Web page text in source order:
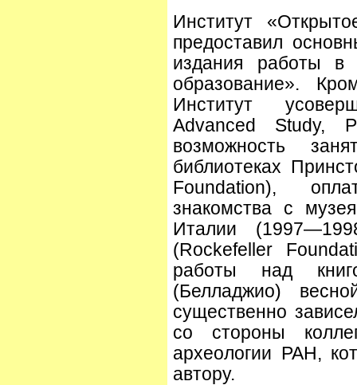
Институт
предоставил
издания работы
образование».
Институт
Advanced Study,
возможность
библиотеках
Foundation),
знакомства с
Италии
(Rockefeller
работы над
(Белладжио)
существенно
со стороны
археологии РАН,
автору.